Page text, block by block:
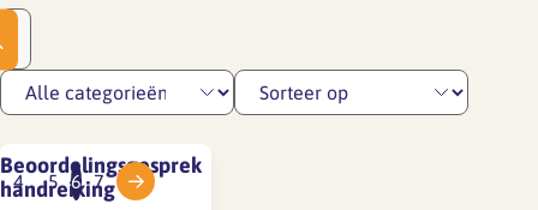
Beoordelingsgesprek
handreiking
4 5 6 7